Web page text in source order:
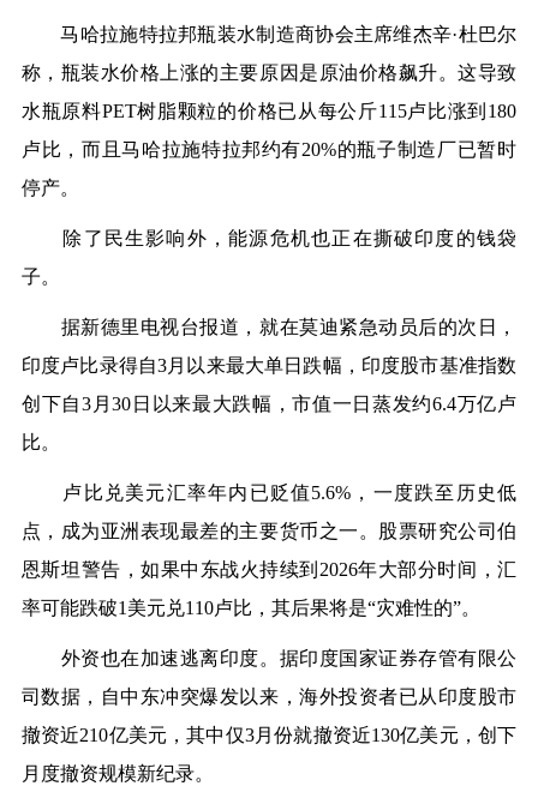
马哈拉施特拉邦瓶装水制造商协会主席维杰辛·杜巴尔
称，瓶装水价格上涨的主要原因是原油价格飙升。这导致
水瓶原料PET树脂颗粒的价格已从每公斤115卢比涨到180
卢比，而且马哈拉施特拉邦约有20%的瓶子制造厂已暂时
停产。
除了民生影响外，能源危机也正在撕破印度的钱袋
子。
据新德里电视台报道，就在莫迪紧急动员后的次日，
印度卢比录得自3月以来最大单日跌幅，印度股市基准指数
创下自3月30日以来最大跌幅，市值一日蒸发约6.4万亿卢
比。
卢比兑美元汇率年内已贬值5.6%，一度跌至历史低
点，成为亚洲表现最差的主要货币之一。股票研究公司伯
恩斯坦警告，如果中东战火持续到2026年大部分时间，汇
率可能跌破1美元兑110卢比，其后果将是“灾难性的”。
外资也在加速逃离印度。据印度国家证券存管有限公
司数据，自中东冲突爆发以来，海外投资者已从印度股市
撤资近210亿美元，其中仅3月份就撤资近130亿美元，创下
月度撤资规模新纪录。